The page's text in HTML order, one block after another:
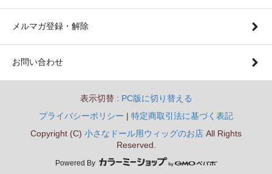
メルマガ登録・解除
お問い合わせ
表示切替 : PC版に切り替える
プライバシーポリシー | 特定商取引法に基づく表記
Copyright (C) 小さなドール用ウィッグのお店 All Rights
Reserved.
Powered By